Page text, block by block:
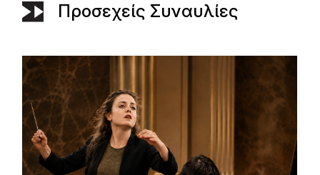
Προσεχείς Συναυλίες